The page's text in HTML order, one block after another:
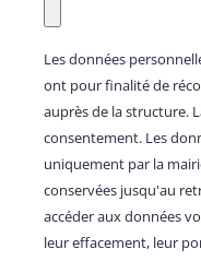
Les données
ont pour finalité de
auprès de la structure.
consentement. Les
uniquement par la
conservées jusqu'au
accéder aux données
leur effacement, leur